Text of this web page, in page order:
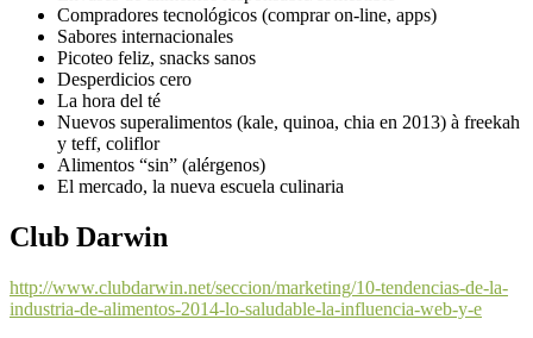
Compradores tecnológicos (comprar on-line, apps)
Sabores internacionales
Picoteo feliz, snacks sanos
Desperdicios cero
La hora del té
Nuevos superalimentos (kale, quinoa, chia en 2013) à freekah
y teff, coliflor
Alimentos “sin” (alérgenos)
El mercado, la nueva escuela culinaria
Club Darwin
http://www.clubdarwin.net/seccion/marketing/10-tendencias-de-la-
industria-de-alimentos-2014-lo-saludable-la-influencia-web-y-e